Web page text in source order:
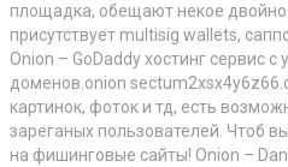
площадка, обещают некое
присутствует multisig wallets,
Onion – GoDaddy хостинг сервис
доменов.onion
картинок, фоток и тд, есть
зареганых пользователей. Чтоб
на фишинговые сайты! Onion –